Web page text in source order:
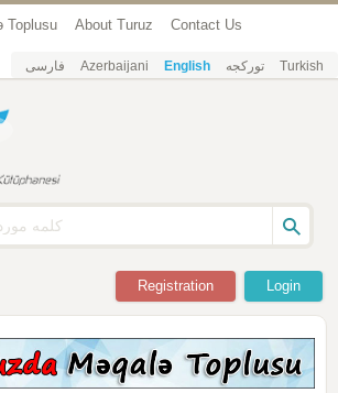
Toplusu About Turuz Contact Us
فارسی Azerbaijani English تورکجه Turkish
Login
Registration